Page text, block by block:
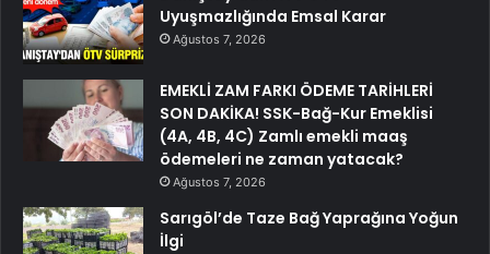
Uyuşmazlığında Emsal Karar
Ağustos 7, 2026
EMEKLİ ZAM FARKI ÖDEME TARİHLERİ
SON DAKİKA! SSK-Bağ-Kur Emeklisi
(4A, 4B, 4C) Zamlı emekli maaş
ödemeleri ne zaman yatacak?
Ağustos 7, 2026
Sarıgöl’de Taze Bağ Yaprağına Yoğun
İlgi